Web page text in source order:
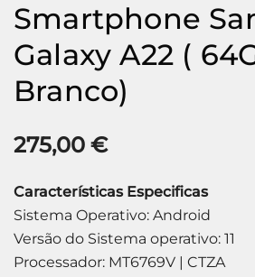
Smartphone
Galaxy A22 (
Branco)
275,00 €
Características Especificas
Sistema Operativo: Android
Versão do Sistema operativo: 11
Processador: MT6769V | CTZA